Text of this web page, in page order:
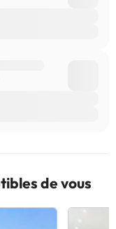
de vous